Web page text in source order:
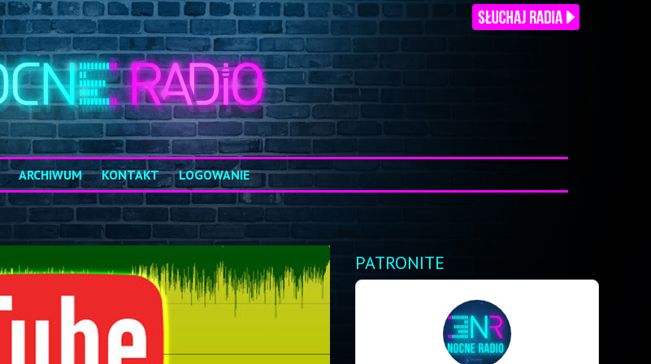
ARCHIWUM KONTAKT LOGOWANIE
PATRONITE